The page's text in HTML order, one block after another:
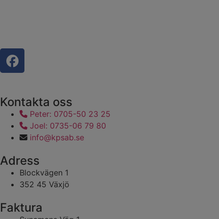
Kontakta oss
Peter: 0705-50 23 25
Joel: 0735-06 79 80
info@kpsab.se
Adress
Blockvägen 1
352 45 Växjö
Faktura